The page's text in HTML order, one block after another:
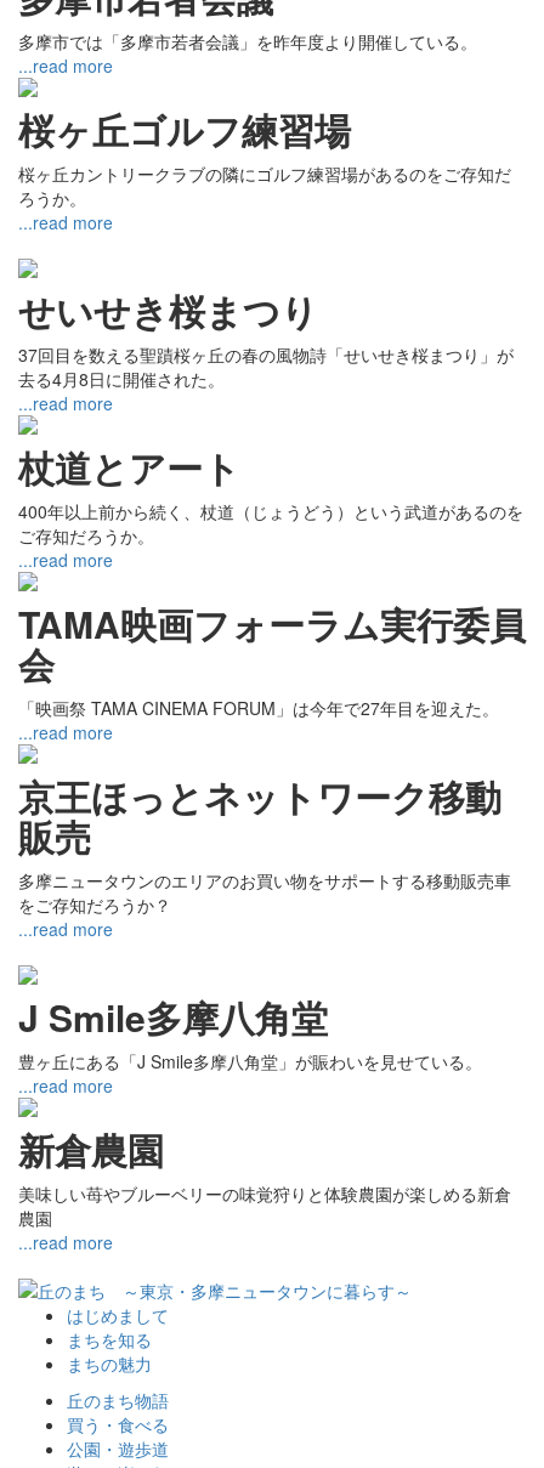
多摩市では「多摩市若者会議」を昨年度より開催している。
...read more
桜ヶ丘ゴルフ練習場
桜ヶ丘カントリークラブの隣にゴルフ練習場があるのをご存知だ
ろうか。
...read more
せいせき桜まつり
37回目を数える聖蹟桜ヶ丘の春の風物詩「せいせき桜まつり」が
去る4月8日に開催された。
...read more
杖道とアート
400年以上前から続く、杖道（じょうどう）という武道があるのを
ご存知だろうか。
...read more
TAMA映画フォーラム実行委員
会
「映画祭 TAMA CINEMA FORUM」は今年で27年目を迎えた。
...read more
京王ほっとネットワーク移動
販売
多摩ニュータウンのエリアのお買い物をサポートする移動販売車
をご存知だろうか？
...read more
J Smile多摩八角堂
豊ヶ丘にある「J Smile多摩八角堂」が賑わいを見せている。
...read more
新倉農園
美味しい苺やブルーベリーの味覚狩りと体験農園が楽しめる新倉
農園
...read more
はじめまして
まちを知る
まちの魅力
丘のまち物語
買う・食べる
公園・遊歩道